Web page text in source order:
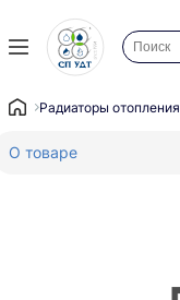
Радиаторы
О товаре